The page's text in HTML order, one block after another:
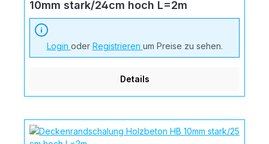
10mm stark/24cm hoch L=2m
Login oder Registrieren um Preise zu sehen.
Details